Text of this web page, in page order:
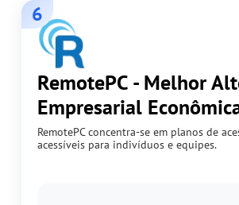
6
RemotePC - Melhor
Empresarial
RemotePC concentra-se em planos de
acessíveis para indivíduos e equipes.